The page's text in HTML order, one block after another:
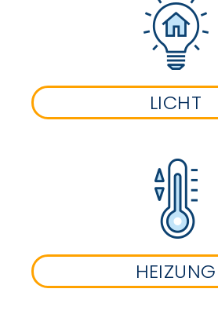
LICHT
HEIZUNG